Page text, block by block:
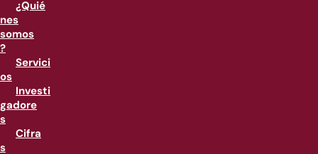
¿Quié
nes
somos
?
Servici
os
Investi
gadore
s
Cifra
s